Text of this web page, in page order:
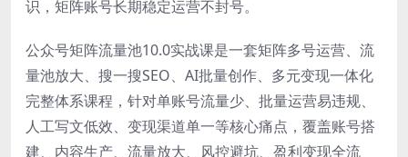
识，矩阵账号长期稳定运营不封号。
公众号矩阵流量池10.0实战课是一套矩阵多号运营、流
量池放大、搜一搜SEO、AI批量创作、多元变现一体化
完整体系课程，针对单账号流量少、批量运营易违规、
人工写文低效、变现渠道单一等核心痛点，覆盖账号搭
建、内容生产、流量放大、风控避坑、盈利变现全流